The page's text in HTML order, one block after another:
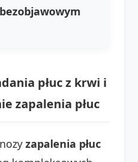
płuc z krwi i
zapalenia płuc
zapalenia płuc